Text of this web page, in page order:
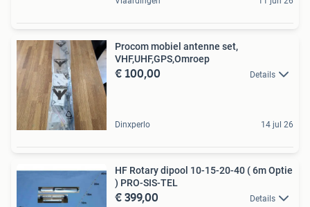
Procom mobiel antenne set,
VHF,UHF,GPS,Omroep
€ 100,00 Details
Dinxperlo 14 jul 26
HF Rotary dipool 10-15-20-40 ( 6m Optie
) PRO-SIS-TEL
€ 399,00 Details